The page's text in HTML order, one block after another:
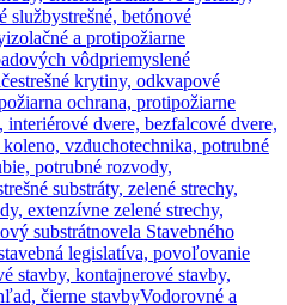
službystrešné, betónové
izolačné a protipožiarne
vôdpriemyslené
strešné krytiny, odkvapové
ochrana, protipožiarne
dvere, bezfalcové dvere,
vzduchotechnika, potrubné
potrubné rozvody,
substráty, zelené strechy,
extenzívne zelené strechy,
substrátnovela Stavebného
legislatíva, povoľovanie
stavby, kontajnerové stavby,
čierne stavbyVodorovné a